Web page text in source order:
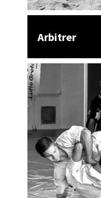
Arbitrer